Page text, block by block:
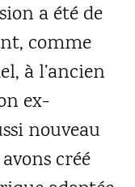
a été de
comme
à l’ancien
ex-
nouveau
créé